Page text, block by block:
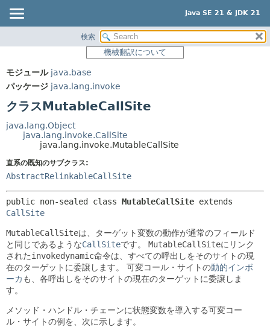
Java SE 21 & JDK 21
パッケージ
使用
ツリー
プレビュー
索引
サマリー:
ネスト済
メソッド
検索
機械翻訳について
モジュール java.base
パッケージ java.lang.invoke
クラスMutableCallSite
java.lang.Object
java.lang.invoke.CallSite
java.lang.invoke.MutableCallSite
直系の既知のサブクラス:
AbstractRelinkableCallSite
public non-sealed class MutableCallSite
CallSite
MutableCallSiteは、ターゲット変数の動作が通常のフィールド
と同じであるようなCallSiteです。 MutableCallSiteにリンク
されたinvokedynamic命令は、すべての呼出しをそのサイトの現
在のターゲットに委譲します。
可変コール・サイトの動的インボ
ーカ も、各呼出しをそのサイトの現在のターゲットに委譲しま
す。
メソッド・ハンドル・チェーンに状態変数を導入する可変コー
ル・サイトの例を、次に示します。